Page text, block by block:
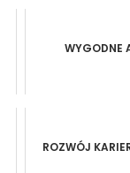
WYGODNE
ROZWÓJ